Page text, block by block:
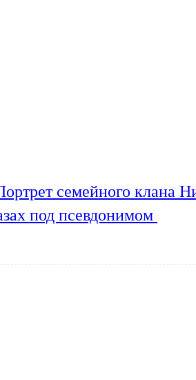
семейного клана
под псевдонимом